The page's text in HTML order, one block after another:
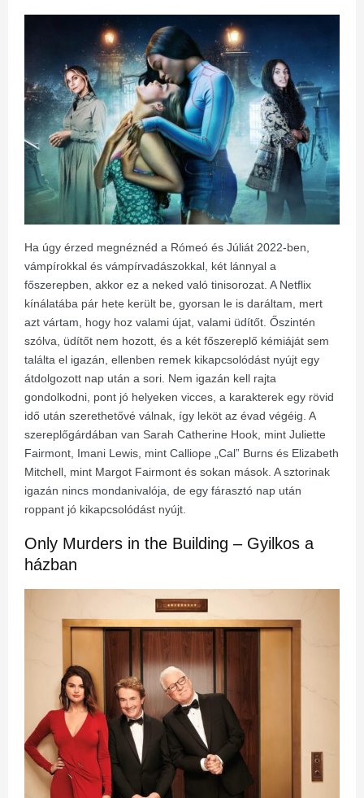
Ha úgy érzed megnéznéd a Rómeó és Júliát 2022-ben,
vámpírokkal és vámpírvadászokkal, két lánnyal a
főszerepben, akkor ez a neked való tinisorozat. A Netflix
kínálatába pár hete került be, gyorsan le is daráltam, mert
azt vártam, hogy hoz valami újat, valami üdítőt. Őszintén
szólva, üdítőt nem hozott, és a két főszereplő kémiáját sem
találta el igazán, ellenben remek kikapcsolódást nyújt egy
átdolgozott nap után a sori. Nem igazán kell rajta
gondolkodni, pont jó helyeken vicces, a karakterek egy rövid
idő után szerethetővé válnak, így leköt az évad végéig. A
szereplőgárdában van Sarah Catherine Hook, mint Juliette
Fairmont, Imani Lewis, mint Calliope „Cal” Burns és Elizabeth
Mitchell, mint Margot Fairmont és sokan mások. A sztorinak
igazán nincs mondanivalója, de egy fárasztó nap után
roppant jó kikapcsolódást nyújt.
Only Murders in the Building – Gyilkos a
házban